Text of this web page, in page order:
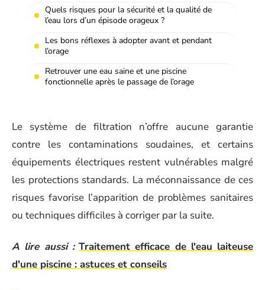
Quels risques pour la sécurité et la qualité de
l’eau lors d’un épisode orageux ?
Les bons réflexes à adopter avant et pendant
l’orage
Retrouver une eau saine et une piscine
fonctionnelle après le passage de l’orage
Le système de filtration n’offre aucune garantie
contre les contaminations soudaines, et certains
équipements électriques restent vulnérables malgré
les protections standards. La méconnaissance de ces
risques favorise l’apparition de problèmes sanitaires
ou techniques difficiles à corriger par la suite.
A lire aussi : Traitement efficace de l'eau laiteuse
d'une piscine : astuces et conseils